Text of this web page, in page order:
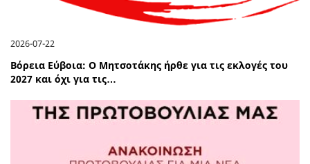
2026-07-22
Βόρεια Εύβοια: Ο Μητσοτάκης ήρθε για τις εκλογές του
2027 και όχι για τις…